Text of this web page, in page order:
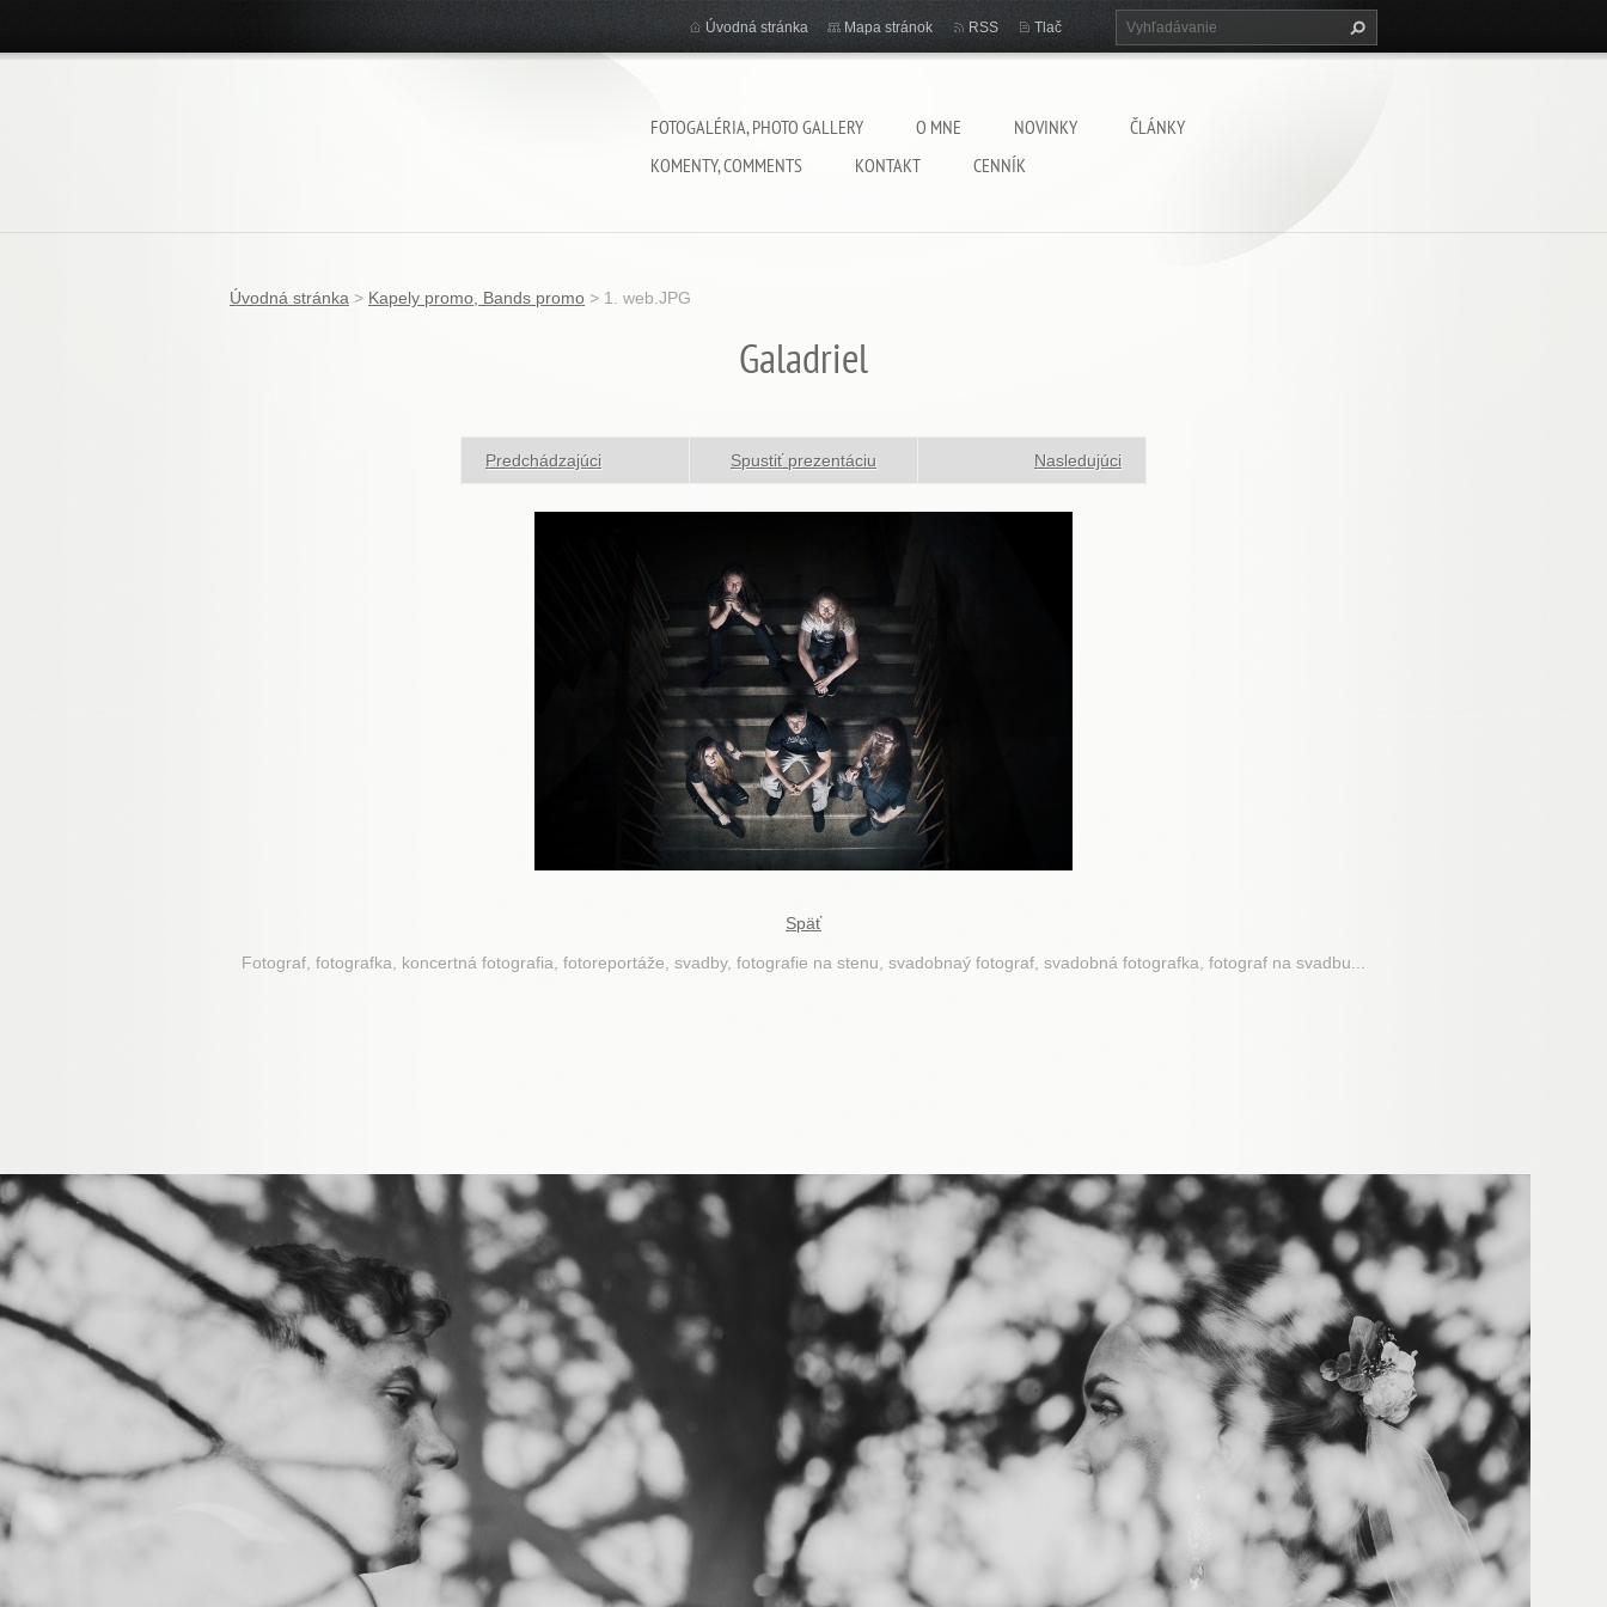
FOTOGALÉRIA, PHOTO GALLERY O MNE NOVINKY
ČLÁNKY
KOMENTY, COMMENTS
KONTAKT CENNÍK
Úvodná stránka Mapa stránok RSS Tlač
Úvodná stránka > Kapely promo, Bands promo > 1. web.JPG
Galadriel
Predchádzajúci Spustiť prezentáciu Nasledujúci
Späť
Fotograf, fotografka, koncertná fotografia, fotoreportáže, svadby, fotografie na stenu, svadobnaý fotograf, svadobná fotografka, fotograf na svadbu...